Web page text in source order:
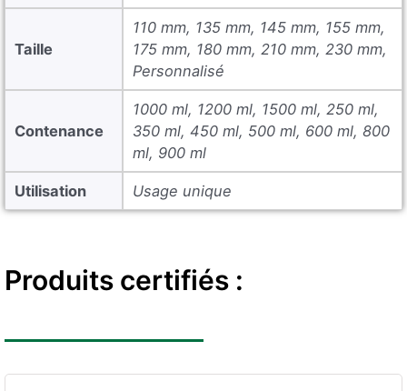
Taille
110 mm, 135 mm, 145 mm, 155 mm,
175 mm, 180 mm, 210 mm, 230 mm,
Personnalisé
Contenance
1000 ml, 1200 ml, 1500 ml, 250 ml,
350 ml, 450 ml, 500 ml, 600 ml, 800
ml, 900 ml
Utilisation Usage unique
Produits certifiés :